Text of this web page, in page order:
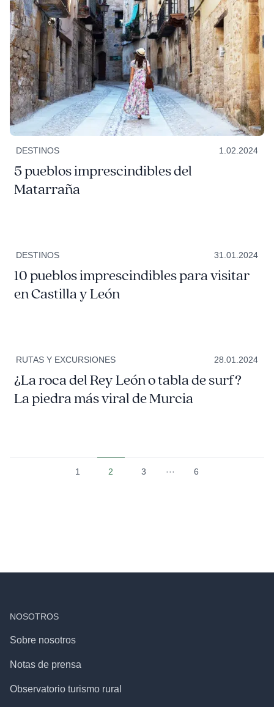
DESTINOS 1.02.2024
5 pueblos imprescindibles del
Matarraña
DESTINOS 31.01.2024
10 pueblos imprescindibles para visitar
en Castilla y León
RUTAS Y EXCURSIONES 28.01.2024
¿La roca del Rey León o tabla de surf?
La piedra más viral de Murcia
1 2 3 ··· 6
NOSOTROS
Sobre nosotros
Notas de prensa
Observatorio turismo rural